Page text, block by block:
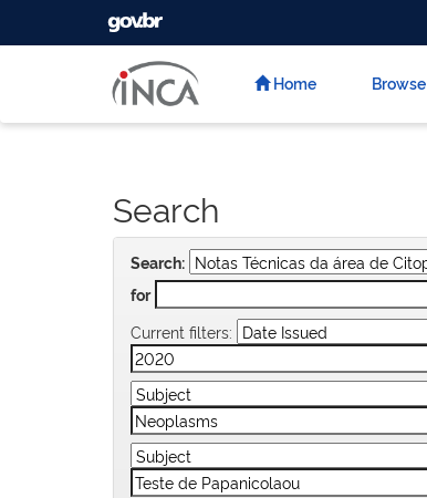
GOVBR
Home Browse
Search
Search:
for
Current filters: